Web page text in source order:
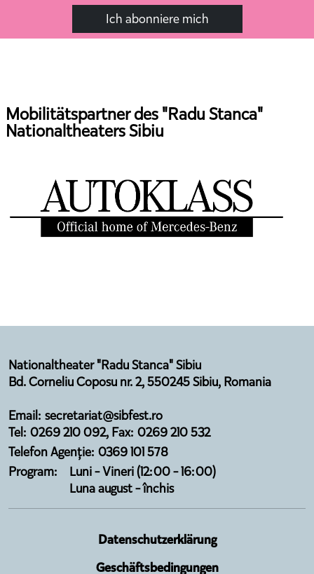
Ich abonniere mich
Mobilitätspartner des "Radu Stanca"
Nationaltheaters Sibiu
Nationaltheater "Radu Stanca" Sibiu
Bd. Corneliu Coposu nr. 2, 550245 Sibiu, Romania
Email: secretariat@sibfest.ro
Tel: 0269 210 092, Fax: 0269 210 532
Telefon Agenție: 0369 101 578
Program:
Luni - Vineri (12:00 - 16:00)
Luna august - închis
Datenschutzerklärung
Geschäftsbedingungen